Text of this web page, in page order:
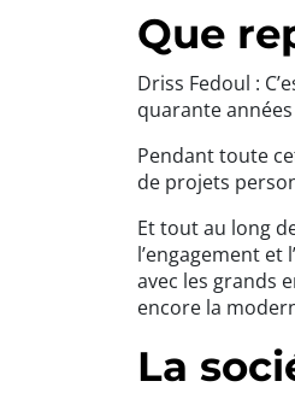
Que
Driss Fedoul :
quarante
Pendant toute
de projets
Et tout au long
l’engagement
avec les grands
encore la
La